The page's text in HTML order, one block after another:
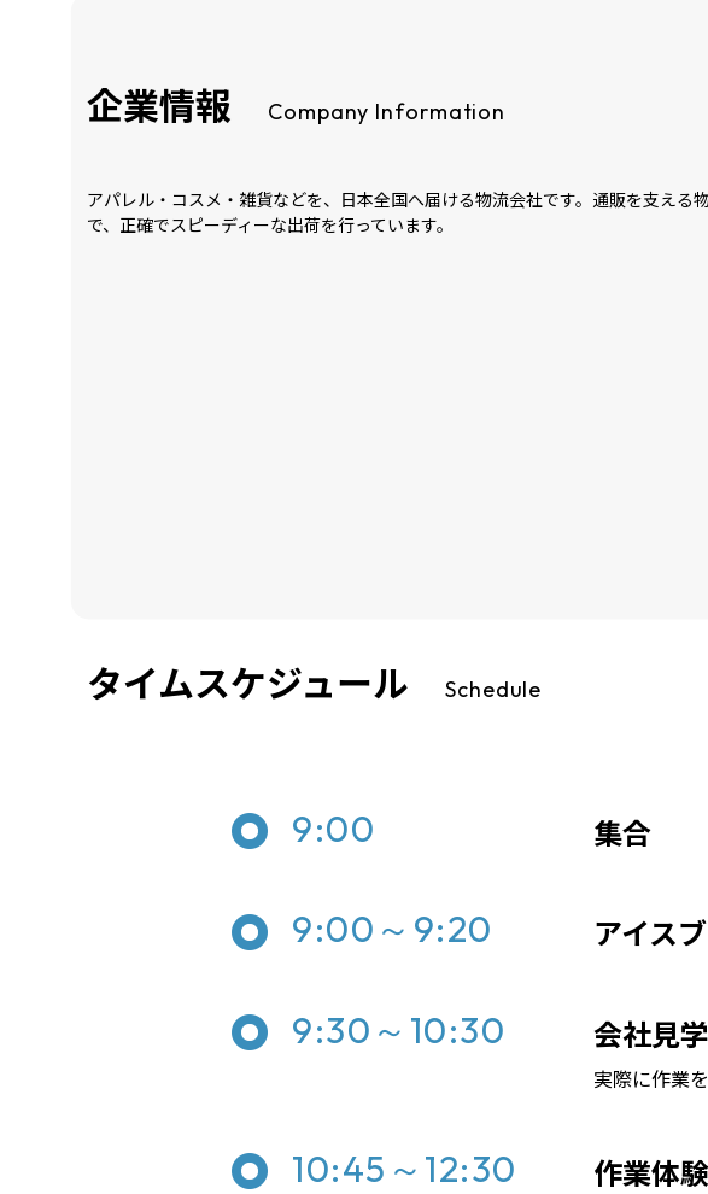
企業情報 Company Information
アパレル・コスメ・雑貨などを、日本全国へ届ける物流会社です。通販を支える
で、正確でスピーディーな出荷を行っています。
タイムスケジュール Schedule
9:00 集合
9:00～9:20 アイス
9:30～10:30 会社見学
実際に作業
10:45～12:30 作業体験